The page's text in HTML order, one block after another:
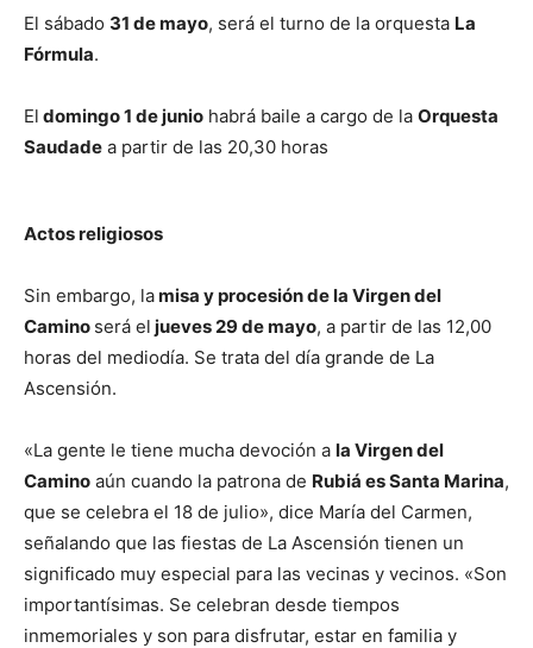
El sábado 31 de mayo, será el turno de la orquesta La
Fórmula.
El domingo 1 de junio habrá baile a cargo de la Orquesta
Saudade a partir de las 20,30 horas
Actos religiosos
Sin embargo, lamisa y procesión de la Virgen del
Camino será el jueves 29 de mayo, a partir de las 12,00
horas del mediodía. Se trata del día grande de La
Ascensión.
«La gente le tiene mucha devoción a la Virgen del
Camino aún cuando la patrona de Rubiá es Santa Marina,
que se celebra el 18 de julio», dice María del Carmen,
señalando que las fiestas de La Ascensión tienen un
significado muy especial para las vecinas y vecinos. «Son
importantísimas. Se celebran desde tiempos
inmemoriales y son para disfrutar, estar en familia y